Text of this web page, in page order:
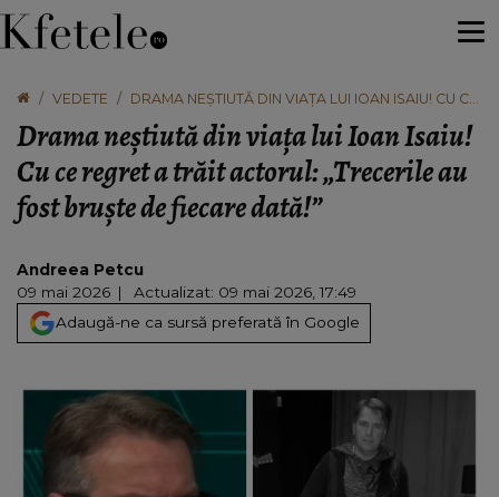
VEDETE
DRAMA NEȘTIUTĂ DIN VIAȚA LUI IOAN ISAIU! CU CE
BRUȘTE DE FIECARE DATĂ!”
Drama neștiută din viața lui Ioan Isaiu!
Cu ce regret a trăit actorul: „Trecerile au
fost bruște de fiecare dată!”
Andreea Petcu
09 mai 2026
Actualizat: 09 mai 2026, 17:49
Adaugă-ne ca sursă preferată în Google